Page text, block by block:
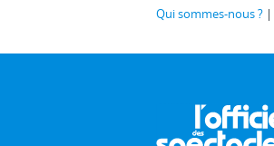
Qui sommes-nous ?